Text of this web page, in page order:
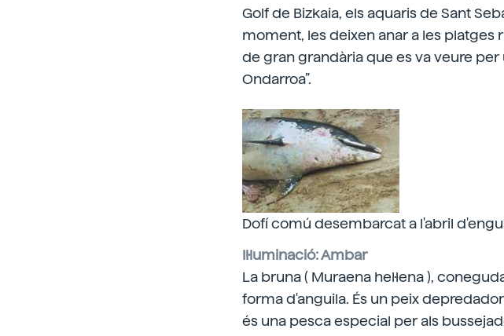
Golf de Bizkaia, els aquaris de Sant
moment, les deixen anar a les platges
de gran grandària que es va veure
Ondarroa”.
Dofí comú desembarcat a l'abril
Il·luminació: Ambar
La bruna ( Muraena hel·lena ),
forma d'anguila. És un peix
és una pesca especial per als